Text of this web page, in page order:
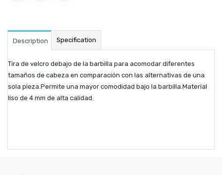
Description Specification
Tira de velcro debajo de la barbilla para acomodar diferentes
tamaños de cabeza en comparación con las alternativas de una
sola pieza.Permite una mayor comodidad bajo la barbilla.Material
liso de 4 mm de alta calidad.